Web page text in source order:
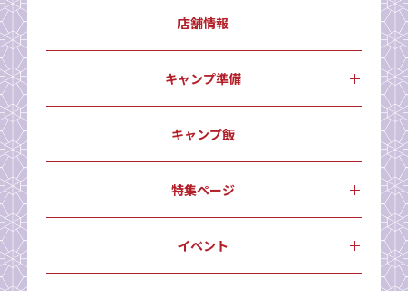
店舗情報
キャンプ準備
キャンプ飯
特集ページ
イベント